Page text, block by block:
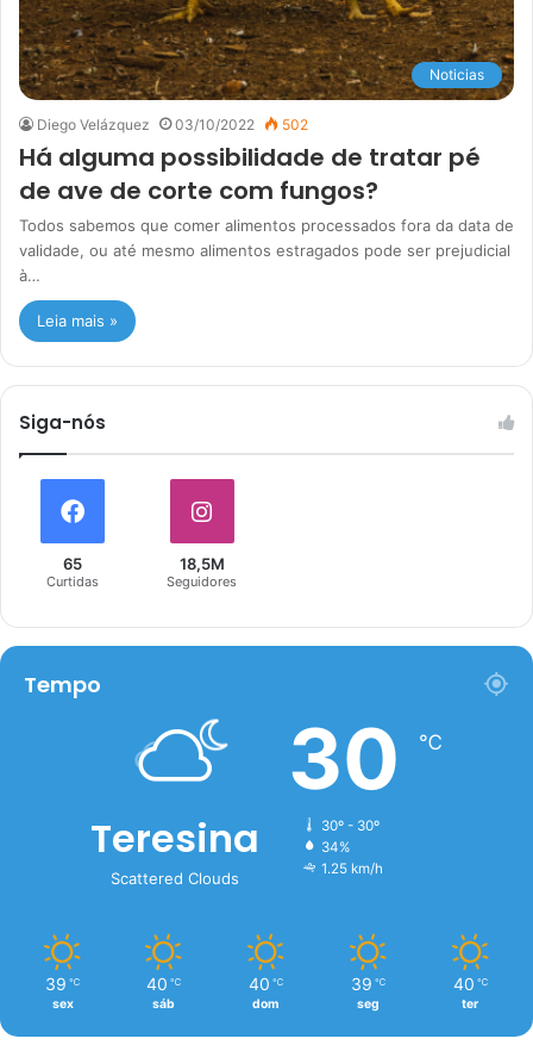
Noticias
Diego Velázquez 03/10/2022 502
Há alguma possibilidade de tratar pé
de ave de corte com fungos?
Todos sabemos que comer alimentos processados fora da data de
validade, ou até mesmo alimentos estragados pode ser prejudicial
à…
Leia mais »
Siga-nós
65
Curtidas
18,5M
Seguidores
Tempo
Teresina
Scattered Clouds
30 ℃
30º - 30º
34%
1.25 km/h
39 ℃
sex
40 ℃
sáb
40 ℃
dom
39 ℃
seg
40 ℃
ter